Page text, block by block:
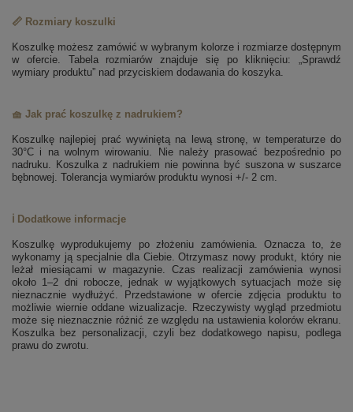
📏 Rozmiary koszulki
Koszulkę możesz zamówić w wybranym kolorze i rozmiarze dostępnym
w ofercie. Tabela rozmiarów znajduje się po kliknięciu: „Sprawdź
wymiary produktu” nad przyciskiem dodawania do koszyka.
🧺 Jak prać koszulkę z nadrukiem?
Koszulkę najlepiej prać wywiniętą na lewą stronę, w temperaturze do
30°C i na wolnym wirowaniu. Nie należy prasować bezpośrednio po
nadruku. Koszulka z nadrukiem nie powinna być suszona w suszarce
bębnowej. Tolerancja wymiarów produktu wynosi +/- 2 cm.
ℹ️ Dodatkowe informacje
Koszulkę wyprodukujemy po złożeniu zamówienia. Oznacza to, że
wykonamy ją specjalnie dla Ciebie. Otrzymasz nowy produkt, który nie
leżał miesiącami w magazynie. Czas realizacji zamówienia wynosi
około 1–2 dni robocze, jednak w wyjątkowych sytuacjach może się
nieznacznie wydłużyć. Przedstawione w ofercie zdjęcia produktu to
możliwie wiernie oddane wizualizacje. Rzeczywisty wygląd przedmiotu
może się nieznacznie różnić ze względu na ustawienia kolorów ekranu.
Koszulka bez personalizacji, czyli bez dodatkowego napisu, podlega
prawu do zwrotu.